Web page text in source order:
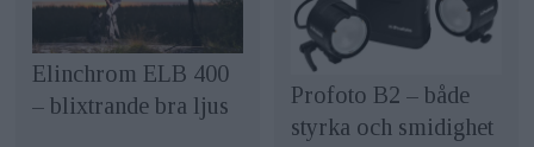
Elinchrom ELB 400
– blixtrande bra ljus
Profoto B2 – både
styrka och smidighet